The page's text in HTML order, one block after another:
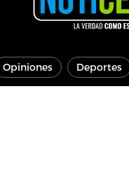
Opiniones Deportes